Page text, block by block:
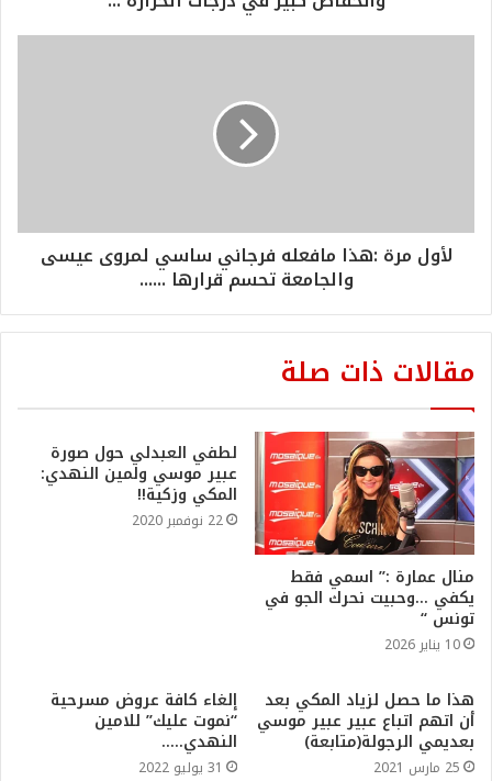
لأول مرة :هذا مافعله فرجاني ساسي لمروى عيسى
والجامعة تحسم قرارها ......
مقالات ذات صلة
منال عمارة :” اسمي فقط
يكفي …وحبيت نحرك الجو في
تونس “
10 يناير 2026
لطفي العبدلي حول صورة
عبير موسي ولمين النهدي:
المكي وزكية!!
22 نوفمبر 2020
هذا ما حصل لزياد المكي بعد
أن اتهم اتباع عبير عبير موسي
بعديمي الرجولة(متابعة)
25 مارس 2021
إلغاء كافة عروض مسرحية
“نموت عليك” للامين
النهدي…..
31 يوليو 2022